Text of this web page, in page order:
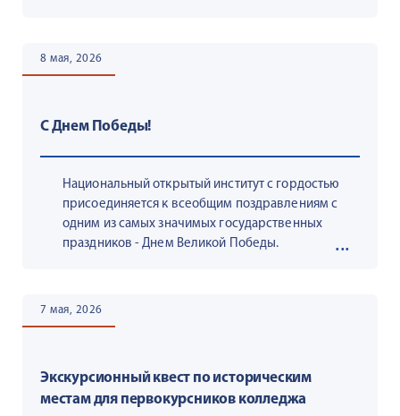
С Днем Победы!
8 мая, 2026
Национальный открытый институт с гордостью
присоединяется к всеобщим поздравлениям с
одним из самых значимых государственных
праздников - Днем Великой Победы.
Экскурсионный квест по историческим
местам для первокурсников колледжа
7 мая, 2026